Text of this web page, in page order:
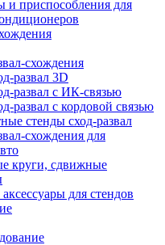
и приспособления для
схождения
развал 3D
развал с ИК-связью
развал с кордовой связью
стенды сход-развал
схождения для
круги, сдвижные
для стендов